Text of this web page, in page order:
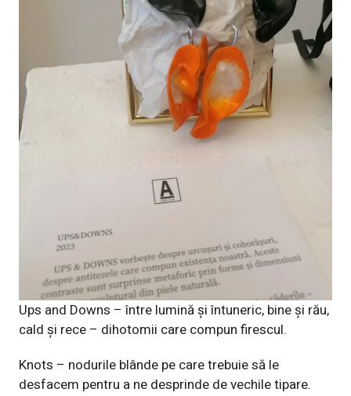
Ups and Downs – între lumină și întuneric, bine și rău,
cald și rece – dihotomii care compun firescul.
Knots – nodurile blânde pe care trebuie să le
desfacem pentru a ne desprinde de vechile tipare.